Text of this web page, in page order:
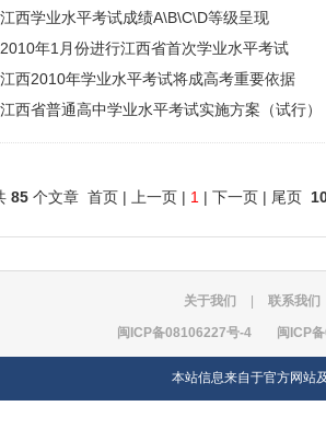
江西学业水平考试成绩A\B\C\D等级呈现
2010年1月份进行江西省首次学业水平考试
江西2010年学业水平考试将成高考重要依据
江西省普通高中学业水平考试实施方案（试行）
85 个文章 首页 | 上一页 | 1 | 下一页 | 尾页
关于我们 联系我们
闽ICP备08106227号-4 闽ICP
本站信息来自于官方网站